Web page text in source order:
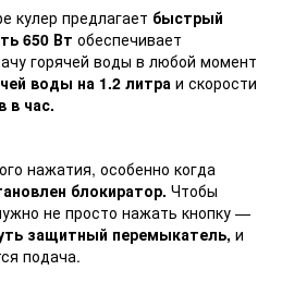
кулер предлагает быстрый
650 Вт обеспечивает
горячей воды в любой момент
воды на 1.2 литра и скорости
в час.
нажатия, особенно когда
блокиратор. Чтобы
не просто нажать кнопку —
защитный перемыкатель, и
подача.